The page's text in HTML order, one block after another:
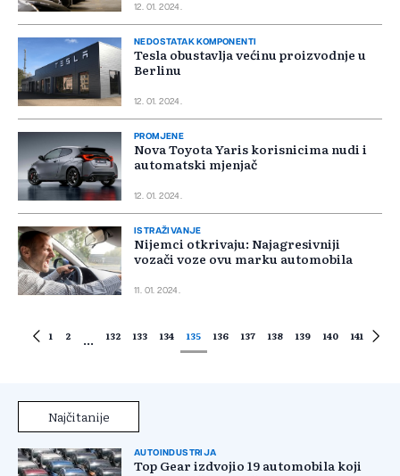
12. 01. 2024.
NEDOSTATAK KOMPONENTI
Tesla obustavlja većinu proizvodnje u
Berlinu
12. 01. 2024.
PROMJENE
Nova Toyota Yaris korisnicima nudi i
automatski mjenjač
12. 01. 2024.
ISTRAŽIVANJE
Nijemci otkrivaju: Najagresivniji
vozači voze ovu marku automobila
11. 01. 2024.
1 2 ... 132 133 134 135 136 137 138 139 140 141
Najčitanije
AUTOINDUSTRIJA
Top Gear izdvojio 19 automobila koji